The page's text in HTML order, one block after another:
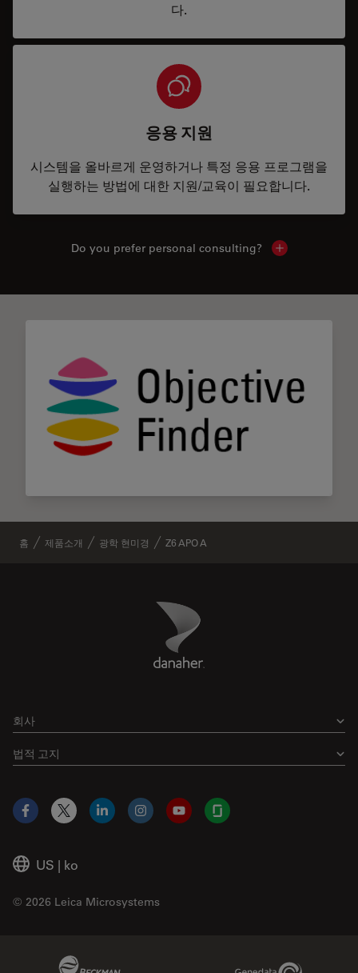
다.
응용 지원
시스템을 올바르게 운영하거나 특정 응용 프로그램을
실행하는 방법에 대한 지원/교육이 필요합니다.
Do you prefer personal consulting? Show local
홈 제품소개 광학 현미경 Z6 APO A
Danaher Logo
회사
법적 고지
US | ko
© 2026 Leica Microsystems
Facebook
X LinkedInInstagramYouTubeGlassdoor
Genedata Link